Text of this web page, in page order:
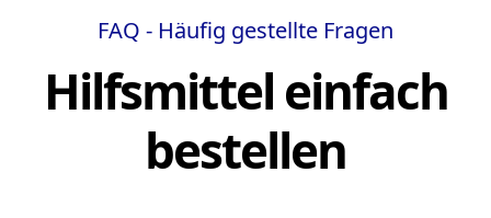
FAQ - Häufig gestellte Fragen
Hilfsmittel einfach
bestellen